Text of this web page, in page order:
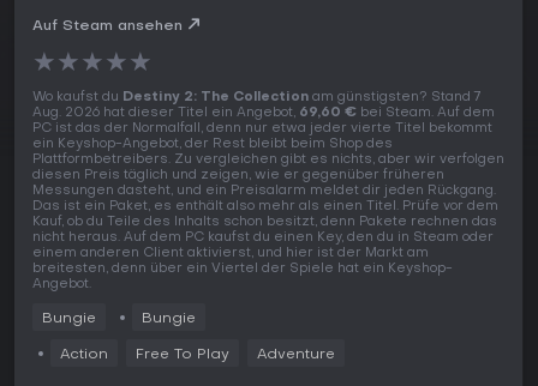
Auf Steam ansehen
★★★★★
Wo kaufst du Destiny 2: The Collection am günstigsten? Stand 7
Aug. 2026 hat dieser Titel ein Angebot, 69,60 € bei Steam. Auf dem
PC ist das der Normalfall, denn nur etwa jeder vierte Titel bekommt
ein Keyshop-Angebot, der Rest bleibt beim Shop des
Plattformbetreibers. Zu vergleichen gibt es nichts, aber wir verfolgen
diesen Preis täglich und zeigen, wie er gegenüber früheren
Messungen dasteht, und ein Preisalarm meldet dir jeden Rückgang.
Das ist ein Paket, es enthält also mehr als einen Titel. Prüfe vor dem
Kauf, ob du Teile des Inhalts schon besitzt, denn Pakete rechnen das
nicht heraus. Auf dem PC kaufst du einen Key, den du in Steam oder
einem anderen Client aktivierst, und hier ist der Markt am
breitesten, denn über ein Viertel der Spiele hat ein Keyshop-
Angebot.
Bungie Bungie
Action Free To Play Adventure